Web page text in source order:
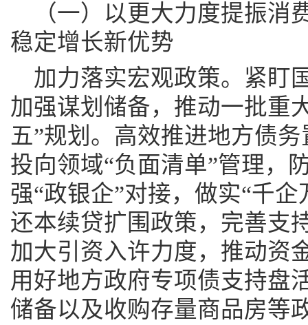
（一）以更大力度提振
稳定增长新优势
加力落实宏观政策。紧盯
加强谋划储备，推动一批重
五”规划。高效推进地方债
投向领域“负面清单”管理，
强“政银企”对接，做实“千
还本续贷扩围政策，完善支
加大引资入许力度，推动资
用好地方政府专项债支持盘
储备以及收购存量商品房等